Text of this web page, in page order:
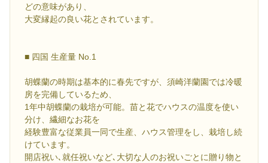
どの意味があり、
大変縁起の良い花とされています。
■ 四国 生産量 No.1
胡蝶蘭の時期は基本的に春先ですが、須崎洋蘭園では冷暖
房を完備しているため、
1年中胡蝶蘭の栽培が可能。苗と花でハウスの温度を使い
分け、繊細なお花を
経験豊富な従業員一同で生産、ハウス管理をし、栽培し続
けています。
開店祝い､就任祝いなど､大切な人のお祝いごとに贈り物と